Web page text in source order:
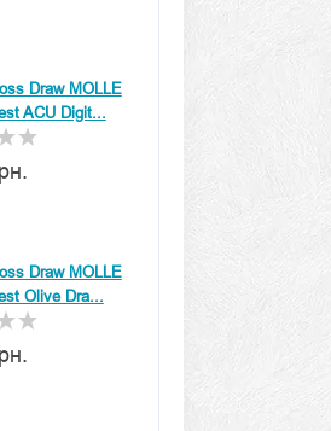
Draw MOLLE
ACU Digit...
Draw MOLLE
Olive Dra...